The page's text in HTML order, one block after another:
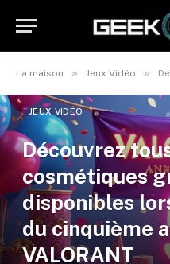
La maison » Jeux Vidéo »
JEUX VIDÉO
Découvrez
cosmétiques
disponibles
du cinquième
VALORANT